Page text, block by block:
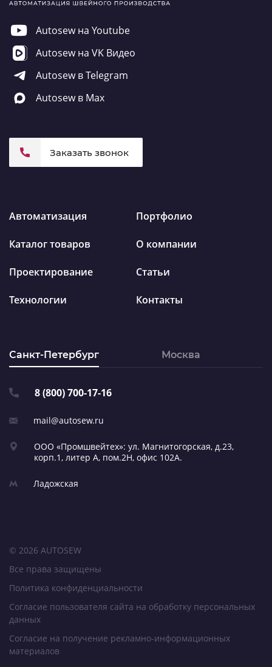
Autosew на Youtube
Autosew на VK Видео
Autosew в Telegram
Autosew в Max
Автоматизация
Каталог товаров
Проектирование
Технологии
Портфолио
О компании
Статьи
Контакты
Санкт-Петербург Москва
8 (800) 700-17-16
mail@autosew.ru
ООО «Промшвейтех»: ул. Магнитогорская, д.23,
корп.1, литер А, пом.2Н, офис 102А.
Ладожская
Заказать звонок
© 2026 AUTOSEW
Все права защищены
Политика конфиденциальности
Согласие пользователя сайта на обработку персональных
данных
Согласие на получение рекламно-информационных
материалов